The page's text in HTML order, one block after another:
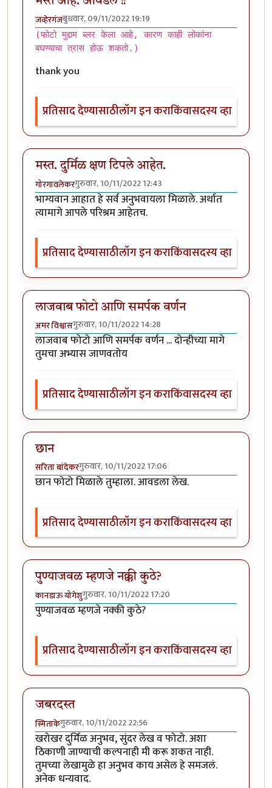
जव्हेरगंजबुधवार, 09/11/2022 19:19
(फोटो मुद्दाम ब्लर केला आहे, कारण काही लोकांना
बघण्याचा त्रास होऊ शकतो.)
thank you
प्रतिसाद देण्यासाठीलॉग इन कराकिंवासदस्य व्हा
मस्त. दुर्मिळ क्षण टिपले आहेत.
गोरगावलेकरगुरुवार, 10/11/2022 12:43
भाग्यवान आहात हे सर्व अनुभवायला मिळाले. अर्थात
त्यामागे आपले परिश्रम आहेतच.
प्रतिसाद देण्यासाठीलॉग इन कराकिंवासदस्य व्हा
लाजवाब फोटो आणि समर्पक वर्णन
अमर विश्वासगुरुवार, 10/11/2022 14:28
लाजवाब फोटो आणि समर्पक वर्णन ... दोन्हीच्या मागे
तुमचा अभ्यास जाणवतोय
प्रतिसाद देण्यासाठीलॉग इन कराकिंवासदस्य व्हा
छान
सरिता बांदेकरगुरुवार, 10/11/2022 17:06
छान फोटो मिळाले तुम्हाला. आवडला लेख.
प्रतिसाद देण्यासाठीलॉग इन कराकिंवासदस्य व्हा
पुण्याजवळ म्हणजे नक्की कुठे?
कानडाऊ योगेशुगुरुवार, 10/11/2022 17:20
पुण्याजवळ म्हणजे नक्की कुठे?
प्रतिसाद देण्यासाठीलॉग इन कराकिंवासदस्य व्हा
जबरदस्त
स्मिताकेगुरुवार, 10/11/2022 22:56
खरोखर दुर्मिळ अनुभव, सुंदर लेख व फोटो. अशा
ठिकाणी जाण्याची कल्पनाही मी करू शकत नाही.
तुमच्या लेखामुळे हा अनुभव काय असेल हे समजलं.
अनेक धन्यवाद.